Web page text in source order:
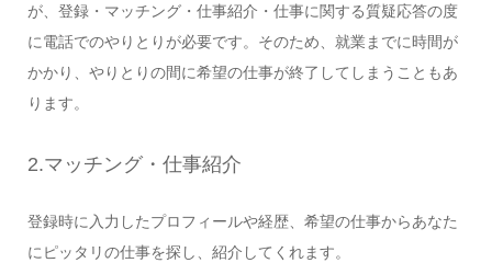
が、登録・マッチング・仕事紹介・仕事に関する質疑応答の度
に電話でのやりとりが必要です。そのため、就業までに時間が
かかり、やりとりの間に希望の仕事が終了してしまうこともあ
ります。
2.マッチング・仕事紹介
登録時に入力したプロフィールや経歴、希望の仕事からあなた
にピッタリの仕事を探し、紹介してくれます。